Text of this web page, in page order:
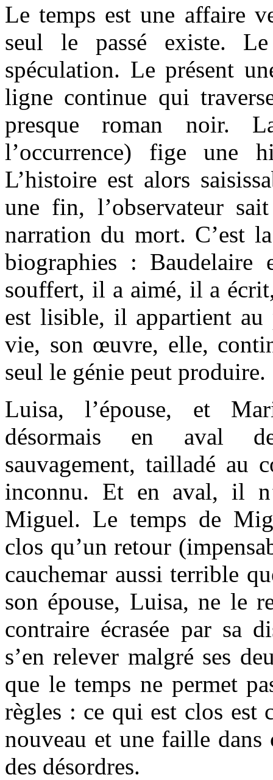
Le temps est une affaire
seul le passé existe.
spéculation. Le présent
ligne continue qui
presque roman noir.
l’occurrence) fige une
L’histoire est alors
une fin, l’observateur
narration du mort. C’est
biographies :
souffert, il a aimé, il a
est lisible, il appartient au
vie, son œuvre, elle,
seul le génie peut produire.
Luisa, l’épouse, et
désormais en aval
sauvagement, tailladé au
inconnu. Et en aval, il
Miguel. Le temps de
clos qu’un retour
cauchemar aussi terrible
son épouse, Luisa, ne le
contraire écrasée par sa
s’en relever malgré ses
que le temps ne permet
règles : ce qui est clos est
nouveau et une faille
des désordres.